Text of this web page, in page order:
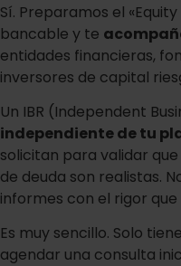
Sí. Preparamos el
bancable y te
entidades financieras,
inversores de capital
Un IBR (Independent
independiente de tu
solicitan para validar
de deuda son realistas.
informes con el rigor
Es muy sencillo. Solo
agendar una consulta